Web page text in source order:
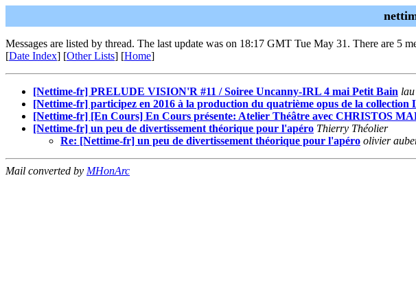
Messages are listed by thread. The last update was on 18:17 GMT Tue May 31. There are 5
[Date Index] [Other Lists] [Home]
[Nettime-fr] PRELUDE VISION'R #11 / Soiree Uncanny-IRL 4 mai Petit Bain lau
[Nettime-fr] participez en 2016 à la production du quatrième opus de la
[Nettime-fr] [En Cours] En Cours présente: Atelier Théâtre avec CHRISTOS
[Nettime-fr] un peu de divertissement théorique pour l'apéro Thierry Théolier
Re: [Nettime-fr] un peu de divertissement théorique pour l'apéro olivier
Mail converted by MHonArc